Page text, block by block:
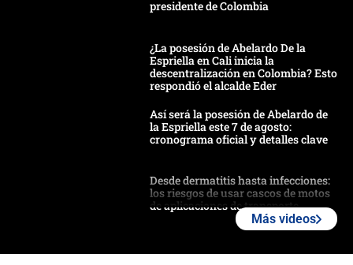
presidente de Colombia
¿La posesión de Abelardo De la
Espriella en Cali inicia la
descentralización en Colombia? Esto
respondió el alcalde Eder
Así será la posesión de Abelardo de
la Espriella este 7 de agosto:
cronograma oficial y detalles clave
Desde dermatitis hasta infecciones:
los riesgos de usar cascos de motos
de aplicaciones de transporte
Más videos